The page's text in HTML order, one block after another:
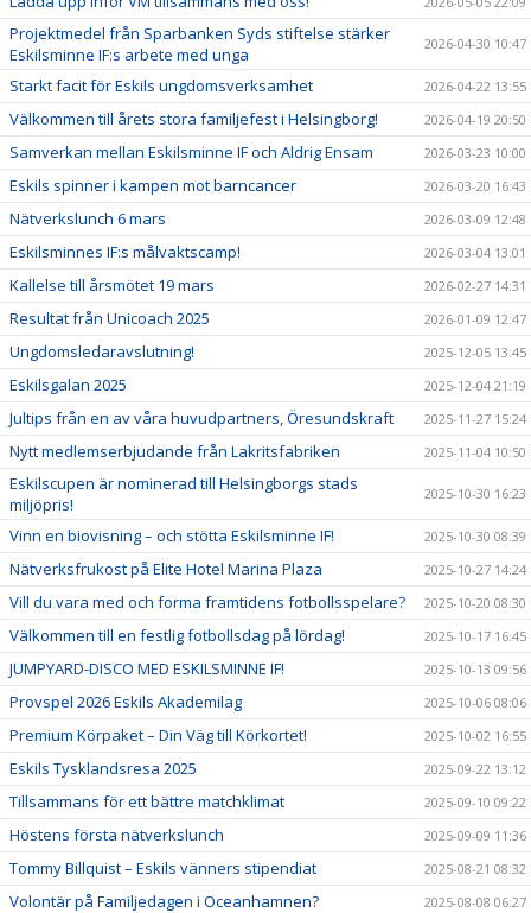
Projektmedel från Sparbanken Syds stiftelse stärker
Eskilsminne IF:s arbete med unga
2026-04-30 10:47
Starkt facit för Eskils ungdomsverksamhet 2026-04-22 13:55
Välkommen till årets stora familjefest i Helsingborg! 2026-04-19 20:50
Samverkan mellan Eskilsminne IF och Aldrig Ensam 2026-03-23 10:00
Eskils spinner i kampen mot barncancer 2026-03-20 16:43
Nätverkslunch 6 mars 2026-03-09 12:48
Eskilsminnes IF:s målvaktscamp! 2026-03-04 13:01
Kallelse till årsmötet 19 mars 2026-02-27 14:31
Resultat från Unicoach 2025 2026-01-09 12:47
Ungdomsledaravslutning! 2025-12-05 13:45
Eskilsgalan 2025 2025-12-04 21:19
Jultips från en av våra huvudpartners, Öresundskraft 2025-11-27 15:24
Nytt medlemserbjudande från Lakritsfabriken 2025-11-04 10:50
Eskilscupen är nominerad till Helsingborgs stads
miljöpris!
2025-10-30 16:23
Vinn en biovisning – och stötta Eskilsminne IF! 2025-10-30 08:39
Nätverksfrukost på Elite Hotel Marina Plaza 2025-10-27 14:24
Vill du vara med och forma framtidens fotbollsspelare? 2025-10-20 08:30
Välkommen till en festlig fotbollsdag på lördag! 2025-10-17 16:45
JUMPYARD-DISCO MED ESKILSMINNE IF! 2025-10-13 09:56
Provspel 2026 Eskils Akademilag 2025-10-06 08:06
Premium Körpaket – Din Väg till Körkortet! 2025-10-02 16:55
Eskils Tysklandsresa 2025 2025-09-22 13:12
Tillsammans för ett bättre matchklimat 2025-09-10 09:22
Höstens första nätverkslunch 2025-09-09 11:36
Tommy Billquist – Eskils vänners stipendiat 2025-08-21 08:32
Volontär på Familjedagen i Oceanhamnen? 2025-08-08 06:27